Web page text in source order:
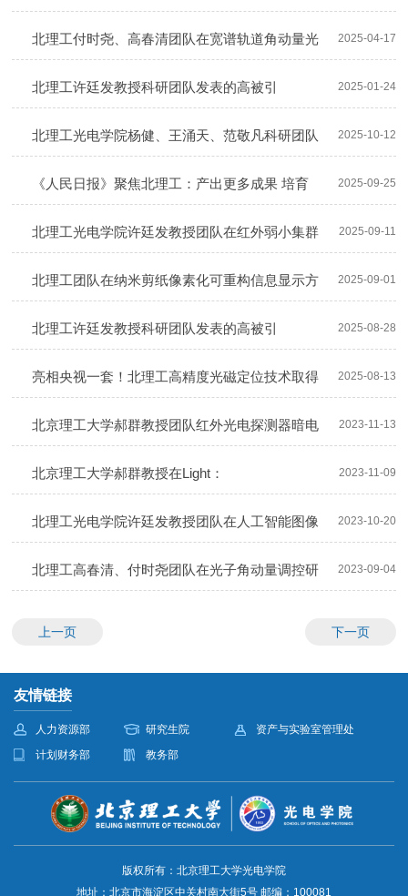
识别领域取得系列突破性进展 2025-04-17
北理工付时尧、高春清团队在宽谱轨道角动量光
梳调控研究方面取得重要进展 2025-01-24
北理工许廷发教授科研团队发表的高被引
（ESI）论文已被归入Clinical Medicin... 2025-10-12
北理工光电学院杨健、王涌天、范敬凡科研团队
在结构光三维测量领域取得新突破 2025-09-25
《人民日报》聚焦北理工：产出更多成果 培育
更多人才 2025-09-11
北理工光电学院许廷发教授团队在红外弱小集群
目标检测领域取得新突破 2025-09-01
北理工团队在纳米剪纸像素化可重构信息显示方
面取得突破 2025-08-28
北理工许廷发教授科研团队发表的高被引
（ESI）论文已被归入Engineering领域同一出... 2025-08-13
亮相央视一套！北理工高精度光磁定位技术取得
重大突破——为手术导航机器人注入新动能 2023-11-13
北京理工大学郝群教授团队红外光电探测器暗电
流抑制技术方面取得新进展 2023-11-09
北京理工大学郝群教授在Light：
Science&Applications发表封面论文并入... 2023-10-20
北理工光电学院许廷发教授团队在人工智能图像
识别领域取得新进展 2023-09-04
北理工高春清、付时尧团队在光子角动量调控研
上一页 下一页
友情链接
人力资源部 研究生院
资产与实验室管理处
计划财务部
教务部
版权所有：北京理工大学光电学院
地址：北京市海淀区中关村南大街5号 邮编：100081